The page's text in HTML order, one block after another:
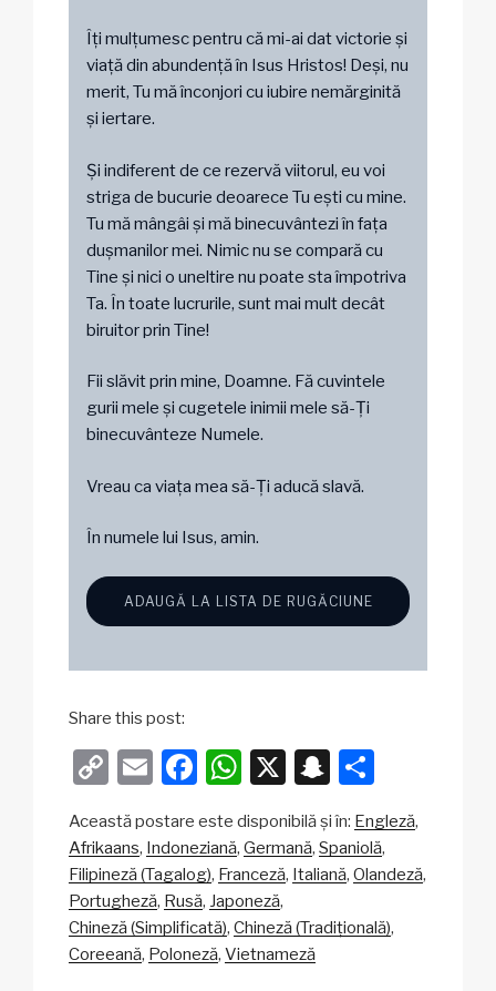
Îți mulțumesc pentru că mi-ai dat victorie și
viață din abundență în Isus Hristos! Deși, nu
merit, Tu mă înconjori cu iubire nemărginită
și iertare.
Și indiferent de ce rezervă viitorul, eu voi
striga de bucurie deoarece Tu ești cu mine.
Tu mă mângâi și mă binecuvântezi în fața
dușmanilor mei. Nimic nu se compară cu
Tine și nici o uneltire nu poate sta împotriva
Ta. În toate lucrurile, sunt mai mult decât
biruitor prin Tine!
Fii slăvit prin mine, Doamne. Fă cuvintele
gurii mele și cugetele inimii mele să-Ți
binecuvânteze Numele.
Vreau ca viața mea să-Ți aducă slavă.
În numele lui Isus, amin.
ADAUGĂ LA LISTA DE RUGĂCIUNE
Share this post:
C
p
y
Li
n
E
ail
F
c
e
b
o
W
at
s
A
p
X
S
a
p
h
ta
je
ă
Această postare este disponibilă și în: Engleză
Afrikaans Indoneziană Germană Spaniolă
Filipineză (Tagalog) Franceză Italiană Olandeză
Portugheză Rusă Japoneză
Chineză (Simplificată) Chineză (Tradițională)
Coreeană Poloneză Vietnameză